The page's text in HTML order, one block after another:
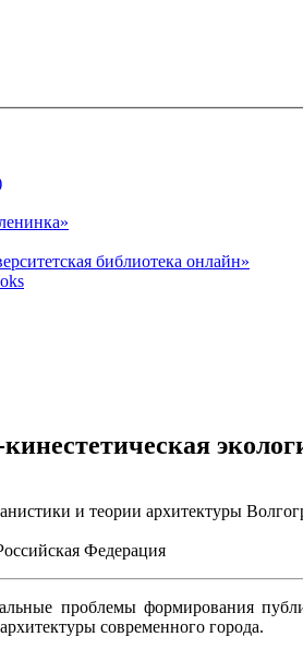
и теории архитектуры
Федерация
проблемы формирования
современного города.